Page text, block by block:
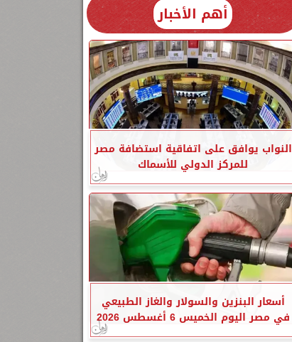
أهم الأخبار
النواب يوافق على اتفاقية استضافة مصر
للمركز الدولي للأسماك
أسعار البنزين والسولار والغاز الطبيعي
في مصر اليوم الخميس 6 أغسطس 2026